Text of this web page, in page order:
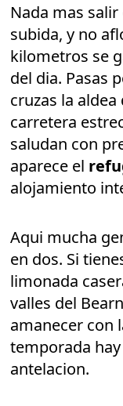
Nada mas salir
subida, y no
kilometros se
del dia. Pasas
cruzas la
carretera
saludan con
aparece el
alojamiento
Aqui mucha
en dos. Si
limonada
valles del
amanecer con
temporada
antelacion.